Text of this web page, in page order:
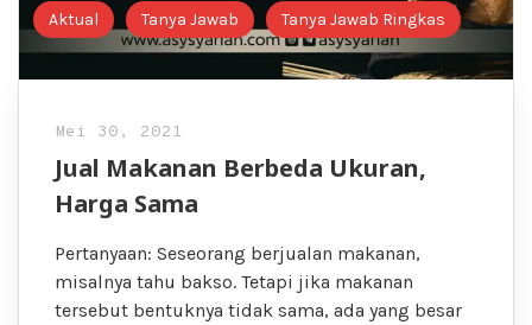
Aktual Tanya Jawab Tanya Jawab Ringkas
Mei 30, 2021
Jual Makanan Berbeda Ukuran,
Harga Sama
Pertanyaan: Seseorang berjualan makanan,
misalnya tahu bakso. Tetapi jika makanan
tersebut bentuknya tidak sama, ada yang besar